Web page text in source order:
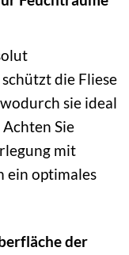
die Fliese
sie ideal
Sie
mit
ein optimales
der